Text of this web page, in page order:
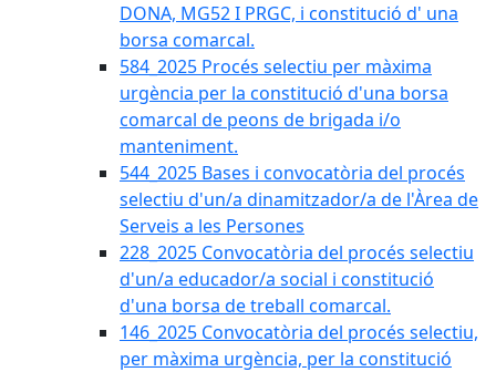
DONA, MG52 I PRGC, i constitució d' una
borsa comarcal.
584_2025 Procés selectiu per màxima
urgència per la constitució d'una borsa
comarcal de peons de brigada i/o
manteniment.
544_2025 Bases i convocatòria del procés
selectiu d'un/a dinamitzador/a de l'Àrea de
Serveis a les Persones
228_2025 Convocatòria del procés selectiu
d'un/a educador/a social i constitució
d'una borsa de treball comarcal.
146_2025 Convocatòria del procés selectiu,
per màxima urgència, per la constitució